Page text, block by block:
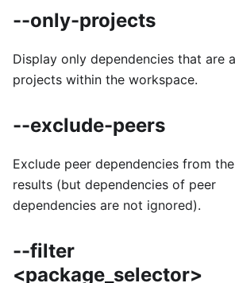
--only-projects
Display only dependencies that are
projects within the workspace.
--exclude-peers
Exclude peer dependencies from the
results (but dependencies of peer
dependencies are not ignored).
--filter
<package_selector>